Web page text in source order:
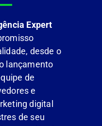
Expert
desde o
lançamento
de
e
digital
de seu